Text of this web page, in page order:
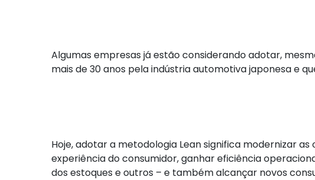
Algumas empresas já estão considerando adotar,
mais de 30 anos pela indústria automotiva japonesa e
Hoje, adotar a metodologia Lean significa modernizar
experiência do consumidor, ganhar eficiência
dos estoques e outros – e também alcançar novos